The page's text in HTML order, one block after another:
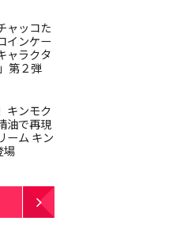
ャッコた
インケー
ャラクタ
第２弾
キンモク
油で再現
ーム キン
場